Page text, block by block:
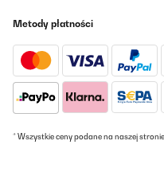
Metody płatności
* Wszystkie ceny podane na naszej